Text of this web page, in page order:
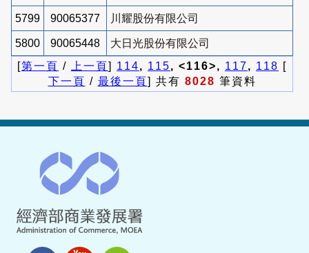
5799 90065377 川耀股份有限公司
5800 90065448
大日光股份有限公司
[第一頁 / 上一頁] 114, 115, <116>, 117, 118 [
下一頁 / 最後一頁] 共有 8028 筆資料